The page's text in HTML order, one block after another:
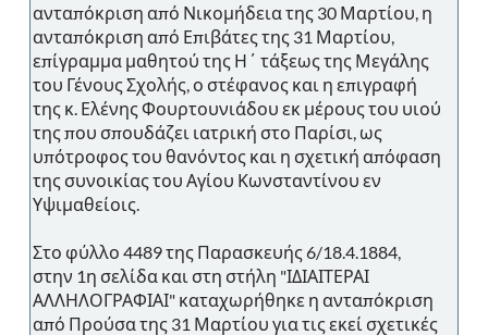
ανταπόκριση από Νικομήδεια της 30 Μαρτίου, η
ανταπόκριση από Επιβάτες της 31 Μαρτίου,
επίγραμμα μαθητού της Η΄ τάξεως της Μεγάλης
του Γένους Σχολής, ο στέφανος και η επιγραφή
της κ. Ελένης Φουρτουνιάδου εκ μέρους του υιού
της που σπουδάζει ιατρική στο Παρίσι, ως
υπότροφος του θανόντος και η σχετική απόφαση
της συνοικίας του Αγίου Κωνσταντίνου εν
Υψιμαθείοις.
Στο φύλλο 4489 της Παρασκευής 6/18.4.1884,
στην 1η σελίδα και στη στήλη "ΙΔΙΑΙΤΕΡΑΙ
ΑΛΛΗΛΟΓΡΑΦΙΑΙ" καταχωρήθηκε η ανταπόκριση
από Προύσα της 31 Μαρτίου για τις εκεί σχετικές